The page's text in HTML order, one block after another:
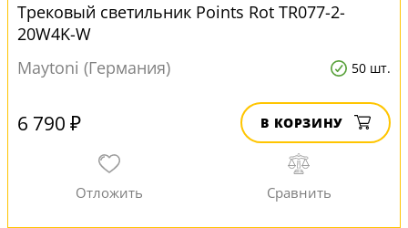
Трековый светильник Points Rot TR077-2-
20W4K-W
Maytoni (Германия)
50 шт.
6 790 ₽ В КОРЗИНУ